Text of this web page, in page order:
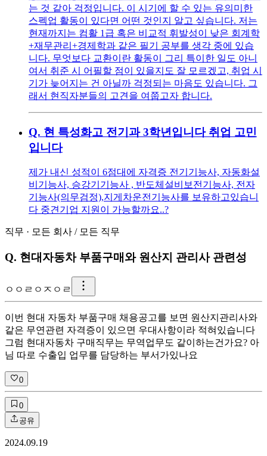
는 것 같아 걱정입니다. 이 시기에 할 수 있는 유의미한
스펙업 활동이 있다면 어떤 것인지 알고 싶습니다. 저는
현재까지는 컴활 1급 혹은 비교적 휘발성이 낮은 회계학
+재무관리+경제학과 같은 필기 공부를 생각 중에 있습
니다. 무엇보다 교환이란 활동이 그리 특이한 일도 아니
여서 취준 시 어필할 점이 있을지도 잘 모르겠고, 취업 시
기가 늦어지는 건 아닐까 걱정되는 마음도 있습니다. 그
래서 현직자분들의 고견을 여쭙고자 합니다.
Q. 현 특성화고 전기과 3학년입니다 취업 고민
입니다
제가 내신 성적이 6점대에 자격증 전기기능사, 자동화설
비기능사, 승강기기능사 , 반도체설비보전기능사, 전자
기능사(의무검정),지게차운전기능사를 보유하고있습니
다 중견기업 지원이 가능할까요..?
직무 · 모든 회사 / 모든 직무
Q. 현대자동차 부품구매와 원산지 관리사 관련성
ㅇ ㅇㄹㅇㅈㅇㄹ
이번 현대 자동차 부품구매 채용공고를 보면 원산지관리사와
같은 무연관련 자격증이 있으면 우대사항이라 적혀있습니다
그럼 현대자동차 구매직무는 무역업무도 같이하는건가요? 아
님 따로 수출입 업무를 담당하는 부서가있나요
0
0
공유
2024.09.19